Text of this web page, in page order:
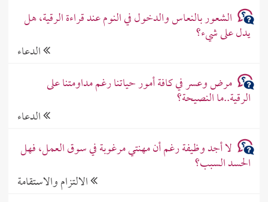
الشعور بالنعاس والدخول في النوم عند قراءة الرقية، هل
يدل على شيء؟
الدعاء
مرض وعسر في كافة أمور حياتنا رغم مداومتنا على
الرقية..ما النصيحة؟
الدعاء
لا أجد وظيفة رغم أن مهنتي مرغوبة في سوق العمل، فهل
الحسد السبب؟
الالتزام والاستقامة